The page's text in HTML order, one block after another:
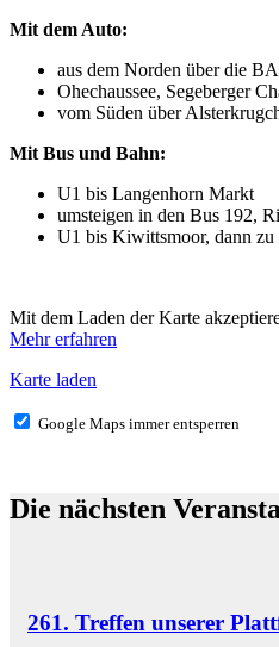
Mit dem Auto:
aus dem Norden über die
Ohechaussee, Segeberger
vom Süden über
Mit Bus und Bahn:
U1 bis Langenhorn Markt
umsteigen in den Bus 192,
U1 bis Kiwittsmoor, dann
Mit dem Laden der Karte
Mehr erfahren
Karte laden
Google Maps immer entsperren
Die nächsten
261. Treffen unserer